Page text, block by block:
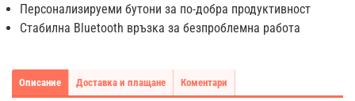
Персонализируеми бутони за по-добра продуктивност
Стабилна Bluetooth връзка за безпроблемна работа
Описание Доставка и плащане Коментари